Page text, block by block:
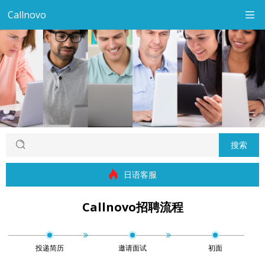
Callnovo
搜索
日语客服
Callnovo招聘流程
投递简历 邀请面试 初面